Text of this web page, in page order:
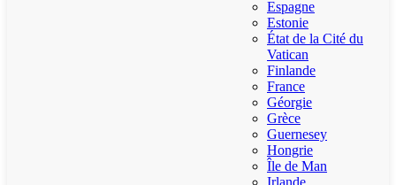
Espagne
Estonie
État de la Cité du
Vatican
Finlande
France
Géorgie
Grèce
Guernesey
Hongrie
Île de Man
Irlande